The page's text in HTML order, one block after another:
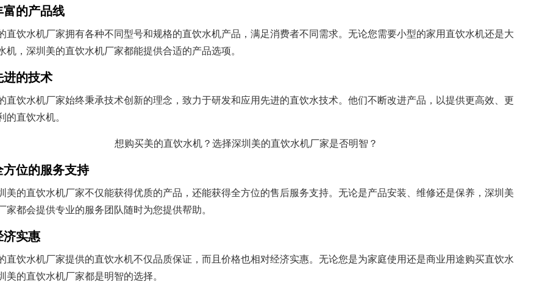
富的产品线
直饮水机厂家拥有各种不同型号和规格的直饮水机产品，满足消费者不同需求。无论您需要小型的家用直饮水机还是大
机，深圳美的直饮水机厂家都能提供合适的产品选项。
进的技术
直饮水机厂家始终秉承技术创新的理念，致力于研发和应用先进的直饮水技术。他们不断改进产品，以提供更高效、更
的直饮水机。
方位的服务支持
美的直饮水机厂家不仅能获得优质的产品，还能获得全方位的售后服务支持。无论是产品安装、维修还是保养，深圳美
家都会提供专业的服务团队随时为您提供帮助。
济实惠
直饮水机厂家提供的直饮水机不仅品质保证，而且价格也相对经济实惠。无论您是为家庭使用还是商业用途购买直饮水
美的直饮水机厂家都是明智的选择。